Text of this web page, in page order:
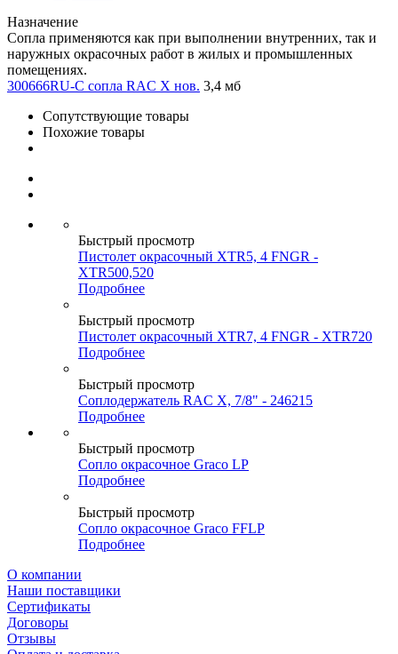
Назначение
Сопла применяются как при выполнении внутренних, так и
наружных окрасочных работ в жилых и промышленных
помещениях.
300666RU-C сопла RAC X нов. 3,4 мб
Сопутствующие товары
Похожие товары
Быстрый просмотр
Пистолет окрасочный XTR5, 4 FNGR -
XTR500,520
Подробнее
Быстрый просмотр
Пистолет окрасочный XTR7, 4 FNGR - XTR720
Подробнее
Быстрый просмотр
Соплодержатель RAC X, 7/8" - 246215
Подробнее
Быстрый просмотр
Сопло окрасочное Graco LP
Подробнее
Быстрый просмотр
Сопло окрасочное Graco FFLP
Подробнее
О компании
Наши поставщики
Сертификаты
Договоры
Отзывы